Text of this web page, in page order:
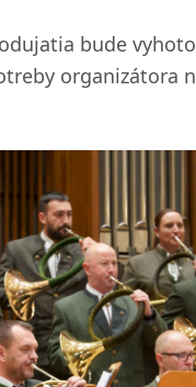
bude
organizátora